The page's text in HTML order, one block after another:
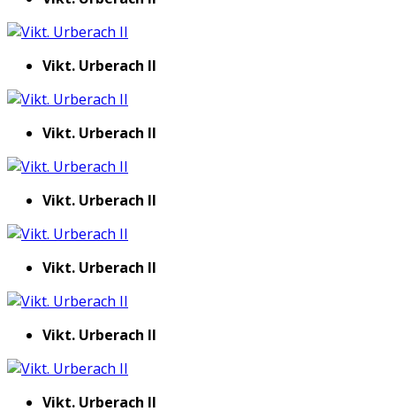
Vikt. Urberach II
Vikt. Urberach II
Vikt. Urberach II
Vikt. Urberach II
Vikt. Urberach II
Vikt. Urberach II